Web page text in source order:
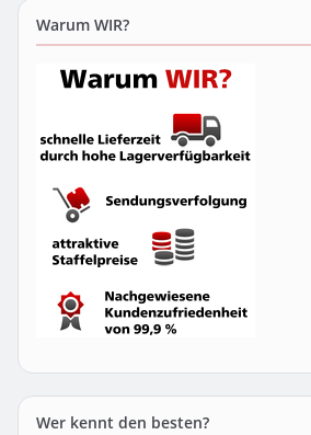
Warum WIR?
Wer kennt den besten?